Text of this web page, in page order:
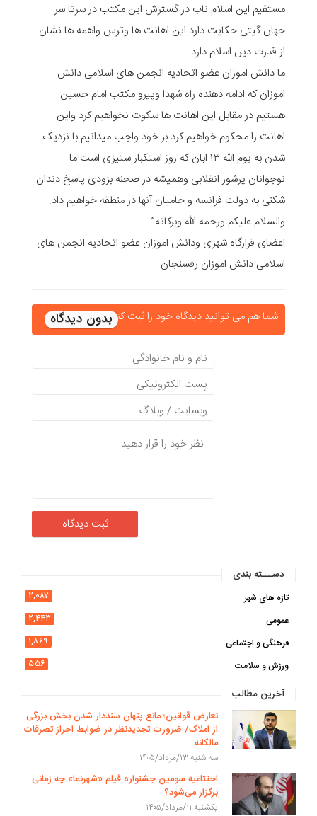
مستقیم این اسلام ناب در گسترش این مکتب در سرتا سر
جهان گیتی حکایت دارد این اهانت ها وترس واهمه ها نشان
از قدرت دین اسلام دارد
ما دانش اموزان عضو اتحادیه انجمن های اسلامی دانش
اموزان که ادامه دهنده راه شهدا وپیرو مکتب امام حسین
هستیم در مقابل این اهانت ها سکوت نخواهیم کرد واین
اهانت را محکوم خواهیم کرد ‌بر خود واجب میدانیم با نزدیک
شدن به یوم الله ۱۳ ابان که روز استکبار ستیزی است ما
نوجوانان پرشور انقلابی وهمیشه در صحنه بزودی پاسخ دندان
شکنی به دولت فرانسه و حامیان آنها در منطقه خواهیم داد.
والسلام علیکم ورحمه الله وبرکاته”
اعضای قرارگاه شهری ودانش اموزان عضو اتحادیه انجمن های
اسلامی دانش اموزان رفسنجان
شما هم می توانید دیدگاه خود را ثبت کنید
دســـته بندی
تازه های شهر
۲,۰۸۷
عمومی
۲,۴۴۳
فرهنگی و اجتماعی
۱,۸۶۹
ورزش و سلامت
۵۵۶
آخرین مطالب
تعارض قوانین؛ مانع پنهان سنددار شدن بخش بزرگی
از املاک/ ضرورت تجدیدنظر در ضوابط احراز تصرفات
مالکانه
سه شنبه ۱۳/مرداد/۱۴۰۵
اختتامیه سومین جشنواره فیلم «شهرنما» چه زمانی
برگزار می‌شود؟
یکشنبه ۱۱/مرداد/۱۴۰۵